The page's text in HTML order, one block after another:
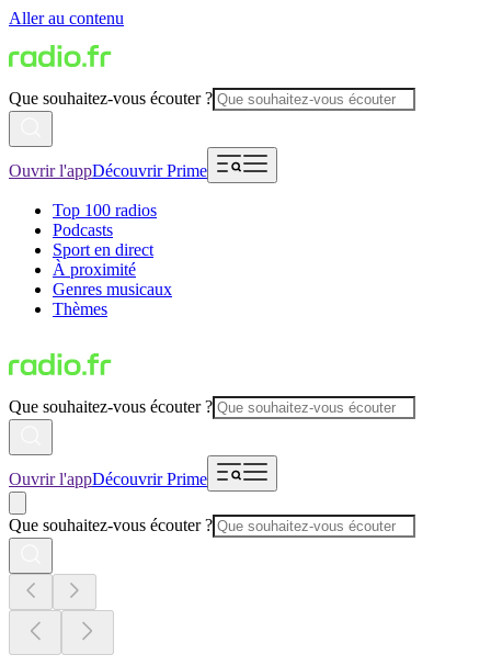
Aller au contenu
Que souhaitez-vous écouter ?
Ouvrir l'appDécouvrir Prime
Top 100 radios
Podcasts
Sport en direct
À proximité
Genres musicaux
Thèmes
Que souhaitez-vous écouter ?
Ouvrir l'appDécouvrir Prime
Que souhaitez-vous écouter ?